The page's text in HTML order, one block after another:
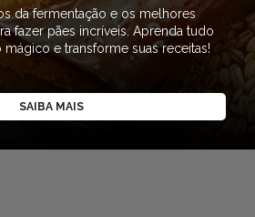
da fermentação e os melhores
fazer pães incríveis. Aprenda tudo
e transforme suas receitas!
SAIBA MAIS